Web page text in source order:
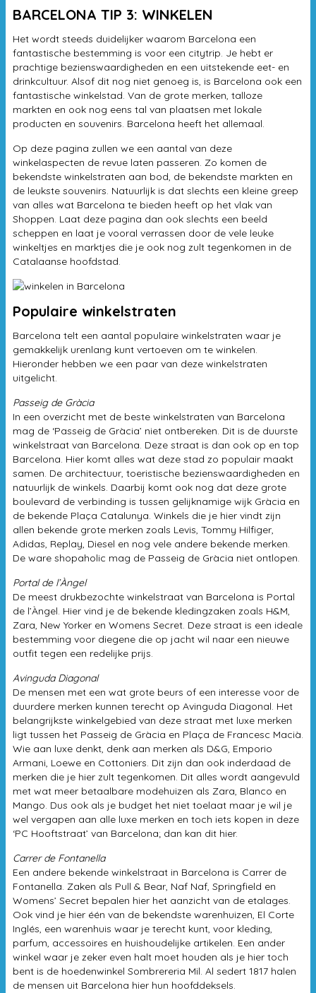
musea
Port Vell
BARCELONA TIP 3: WINKELEN
Het wordt steeds duidelijker waarom Barcelona een
fantastische bestemming is voor een citytrip. Je hebt er
prachtige bezienswaardigheden en een uitstekende eet- en
drinkcultuur. Alsof dit nog niet genoeg is, is Barcelona ook een
fantastische winkelstad. Van de grote merken, talloze
markten en ook nog eens tal van plaatsen met lokale
producten en souvenirs. Barcelona heeft het allemaal.
Op deze pagina zullen we een aantal van deze
winkelaspecten de revue laten passeren. Zo komen de
bekendste winkelstraten aan bod, de bekendste markten en
de leukste souvenirs. Natuurlijk is dat slechts een kleine greep
van alles wat Barcelona te bieden heeft op het vlak van
Shoppen. Laat deze pagina dan ook slechts een beeld
scheppen en laat je vooral verrassen door de vele leuke
winkeltjes en marktjes die je ook nog zult tegenkomen in de
Catalaanse hoofdstad.
Populaire winkelstraten
Barcelona telt een aantal populaire winkelstraten waar je
gemakkelijk urenlang kunt vertoeven om te winkelen.
Hieronder hebben we een paar van deze winkelstraten
uitgelicht.
Passeig de Gràcia
In een overzicht met de beste winkelstraten van Barcelona
mag de ‘Passeig de Gràcia’ niet ontbereken. Dit is de duurste
winkelstraat van Barcelona. Deze straat is dan ook op en top
Barcelona. Hier komt alles wat deze stad zo populair maakt
samen. De architectuur, toeristische bezienswaardigheden en
natuurlijk de winkels. Daarbij komt ook nog dat deze grote
boulevard de verbinding is tussen gelijknamige wijk Gràcia en
de bekende Plaça Catalunya. Winkels die je hier vindt zijn
allen bekende grote merken zoals Levis, Tommy Hilfiger,
Adidas, Replay, Diesel en nog vele andere bekende merken.
De ware shopaholic mag de Passeig de Gràcia niet ontlopen.
Portal de l’Àngel
De meest drukbezochte winkelstraat van Barcelona is Portal
de l’Àngel. Hier vind je de bekende kledingzaken zoals H&M,
Zara, New Yorker en Womens Secret. Deze straat is een ideale
bestemming voor diegene die op jacht wil naar een nieuwe
outfit tegen een redelijke prijs.
Avinguda Diagonal
De mensen met een wat grote beurs of een interesse voor de
duurdere merken kunnen terecht op Avinguda Diagonal. Het
belangrijkste winkelgebied van deze straat met luxe merken
ligt tussen het Passeig de Gràcia en Plaça de Francesc Macià.
Wie aan luxe denkt, denk aan merken als D&G, Emporio
Armani, Loewe en Cottoniers. Dit zijn dan ook inderdaad de
merken die je hier zult tegenkomen. Dit alles wordt aangevuld
met wat meer betaalbare modehuizen als Zara, Blanco en
Mango. Dus ook als je budget het niet toelaat maar je wil je
wel vergapen aan alle luxe merken en toch iets kopen in deze
‘PC Hooftstraat’ van Barcelona; dan kan dit hier.
Carrer de Fontanella
Een andere bekende winkelstraat in Barcelona is Carrer de
Fontanella. Zaken als Pull & Bear, Naf Naf, Springfield en
Womens’ Secret bepalen hier het aanzicht van de etalages.
Ook vind je hier één van de bekendste warenhuizen, El Corte
Inglés, een warenhuis waar je terecht kunt, voor kleding,
parfum, accessoires en huishoudelijke artikelen. Een ander
winkel waar je zeker even halt moet houden als je hier toch
bent is de hoedenwinkel Sombrereria Mil. Al sedert 1817 halen
de mensen uit Barcelona hier hun hoofddeksels.